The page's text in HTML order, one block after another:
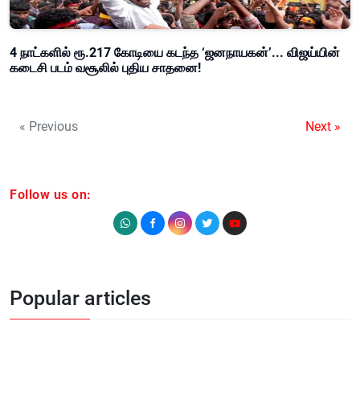
4 நாட்களில் ரூ.217 கோடியை கடந்த ‘ஜனநாயகன்’... விஜய்யின்
கடைசி படம் வசூலில் புதிய சாதனை!
« Previous Next »
Follow us on:
Popular articles